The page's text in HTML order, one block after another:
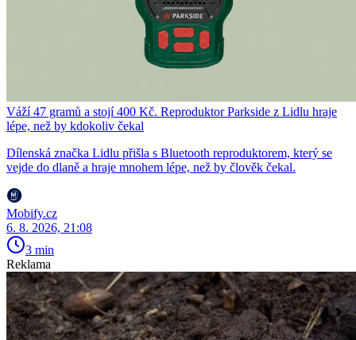
Váží 47 gramů a stojí 400 Kč. Reproduktor Parkside z Lidlu hraje
lépe, než by kdokoliv čekal
Dílenská značka Lidlu přišla s Bluetooth reproduktorem, který se
vejde do dlaně a hraje mnohem lépe, než by člověk čekal.
Mobify.cz
6. 8. 2026, 21:08
3 min
Reklama